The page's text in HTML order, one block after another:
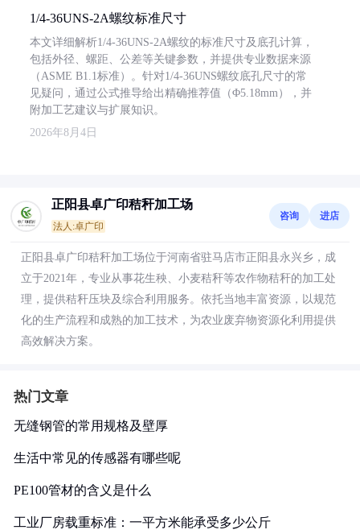
1/4-36UNS-2A螺纹标准尺寸
本文详细解析1/4-36UNS-2A螺纹的标准尺寸及底孔计算，
包括外径、螺距、公差等关键参数，并提供专业数据来源
（ASME B1.1标准）。针对1/4-36UNS螺纹底孔尺寸的常
见疑问，通过公式推导给出精确推荐值（Φ5.18mm），并
附加工艺建议与扩展知识。
2026年8月4日
正阳县卓广印秸秆加工场
法人:卓广印
咨询 进店
正阳县卓广印秸秆加工场位于河南省驻马店市正阳县永兴乡，成
立于2021年，专业从事花生秧、小麦秸秆等农作物秸秆的加工处
理，提供秸秆压块及综合利用服务。依托当地丰富资源，以规范
化的生产流程和成熟的加工技术，为农业废弃物资源化利用提供
高效解决方案。
热门文章
无缝钢管的常用规格及壁厚
生活中常见的传感器有哪些呢
PE100管材的含义是什么
工业厂房载重标准：一平方米能承受多少公斤